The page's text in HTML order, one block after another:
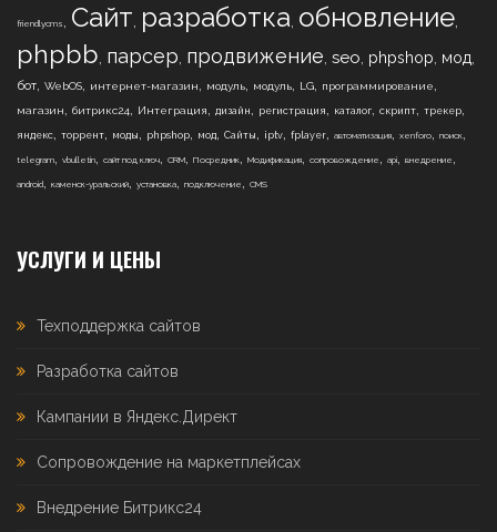
friendlycms , Сайт, разработка, обновление,
phpbb, парсер, продвижение, seo, phpshop, мод,
бот, WebOS, интернет-магазин, модуль, модуль, LG, программирование,
магазин, битрикс24, Интеграция, дизайн , регистрация , каталог, скрипт, трекер,
яндекс, торрент, моды , phpshop, мод, Сайты , iptv, fplayer, автоматизация, xenforo, поиск,
telegram, vbulletin, сайт под ключ, CRM, Посредник, Модификация, сопровождение , api, внедрение ,
android, каменск-уральский, установка, подключение , CMS
УСЛУГИ И ЦЕНЫ
Техподдержка сайтов
Разработка сайтов
Кампании в Яндекс.Директ
Сопровождение на маркетплейсах
Внедрение Битрикс24